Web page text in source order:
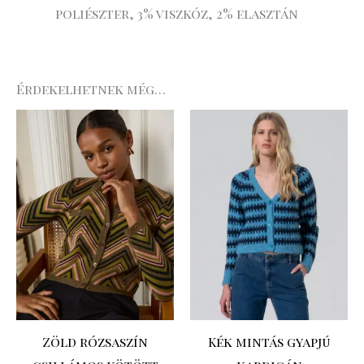
poliészter, 3% viszkóz, 2% elasztán
Érdekelhetnek még…
Zöld rózsaszín
Original
price
was:
39
.990 Ft.
Kék mintás gyapjú